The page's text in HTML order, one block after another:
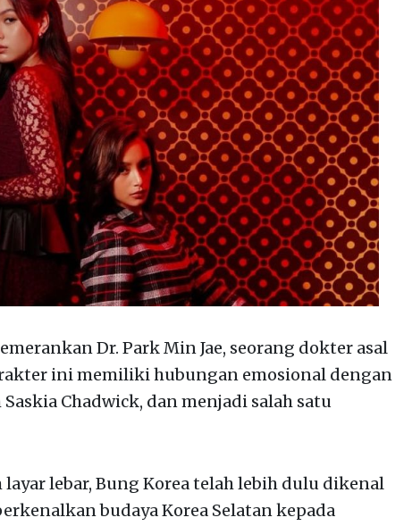
Dr. Park Min Jae, seorang dokter asal
ini memiliki hubungan emosional dengan
Chadwick, dan menjadi salah satu
lebar, Bung Korea telah lebih dulu dikenal
budaya Korea Selatan kepada